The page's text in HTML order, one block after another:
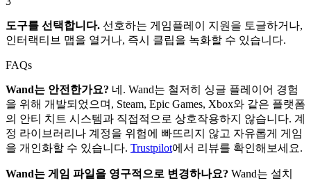
도구를 선택합니다. 선호하는 게임플레이 지원을 토글하거나,
인터랙티브 맵을 열거나, 즉시 클립을 녹화할 수 있습니다.
FAQs
Wand는 안전한가요? 네. Wand는 철저히 싱글 플레이어 경험
을 위해 개발되었으며, Steam, Epic Games, Xbox와 같은 플랫폼
의 안티 치트 시스템과 직접적으로 상호작용하지 않습니다. 계
정 라이브러리나 계정을 위험에 빠뜨리지 않고 자유롭게 게임
을 개인화할 수 있습니다. Trustpilot에서 리뷰를 확인해보세요.
Wand는 게임 파일을 영구적으로 변경하나요? Wand는 설치